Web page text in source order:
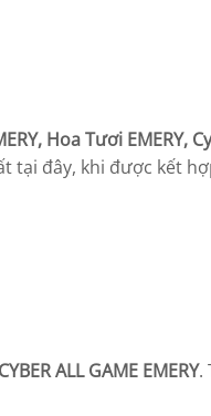
Hoa Tươi EMERY,
tại đây, khi được kết
CYBER ALL GAME EMERY.